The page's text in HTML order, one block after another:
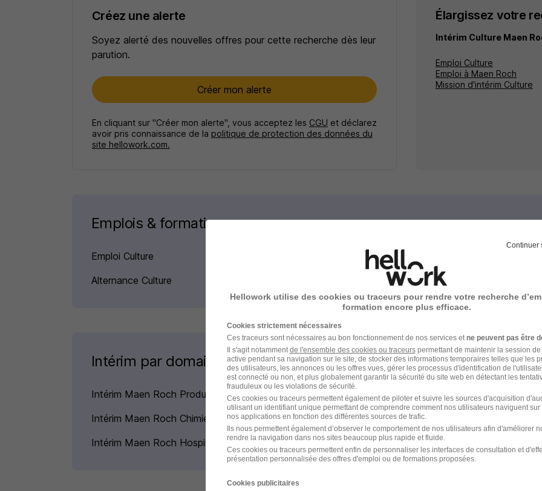
Créez une alerte
Soyez alerté des nouvelles offres pour cette recherche dès leur
parution.
Créer mon alerte
En cliquant sur "Créer mon alerte", vous acceptez les CGU et déclarez
avoir pris connaissance de la politique de protection des données du
site hellowork.com.
Élargissez votre
Intérim Culture Maen
Emploi Culture
Emploi à Maen Roch
Mission d'intérim Culture
Emplois & formations
Emploi Culture Intérim Culture
Alternance Culture
Intérim par domaine à Maen Roch
Intérim Maen Roch Production Intérim Maen Roch BTP
Intérim Maen Roch Chimie
Intérim Maen Roch Agroalimentaire
Intérim Maen Roch Hospitalier
Intérim Maen Roch Nettoyage
Continuer
Hellowork utilise des cookies ou traceurs pour rendre votre recherche
formation encore plus efficace.
Cookies strictement nécessaires
Ces traceurs sont nécessaires au bon fonctionnement de nos services etne peuvent pas être
Il s'agit notammentde l'ensemble des cookies ou traceurspermettant de maintenir la session
active pendant sa navigation sur le site, de stocker des informations temporaires telles que les
des utilisateurs, les annonces ou les offres vues, gérer les processus d'identification de
est connecté ou non, et plus globalement garantir la sécurité du site web en détectant les
frauduleux ou les violations de sécurité.
Ces cookies ou traceurs permettent également de piloter et suivre les sources d'acquisition
utilisant un identifiant unique permettant de comprendre comment nos utilisateurs naviguent sur
nos applications en fonction des différentes sources de trafic.
Ils nous permettent également d’observer le comportement de nos utilisateurs afin d'améliorer
rendre la navigation dans nos sites beaucoup plus rapide et fluide.
Ces cookies ou traceurs permettent enfin de personnaliser les interfaces de consultation et
présentation personnalisée des offres d'emploi ou de formations proposées.
Cookies publicitaires